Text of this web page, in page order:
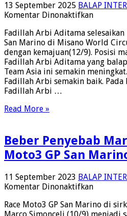
13 September 2025 BALAP
Komentar Dinonaktifkanpada
Arbi
Aditama
Terus
Progres
Di
Fadillah Arbi Aditama
San Marino di Misano World
dengan kemajuan(12/9). Posisi
Fadillah Arbi Aditama yang
Team Asia ini semakin
Fadillah Arbi semakin baik. Pada
Fadillah Arbi …
Read More »
Beber Penyebab
Moto3 GP San
11 September 2023 BALAP
Komentar Dinonaktifkanpada
Race Moto3 GP San Marino di